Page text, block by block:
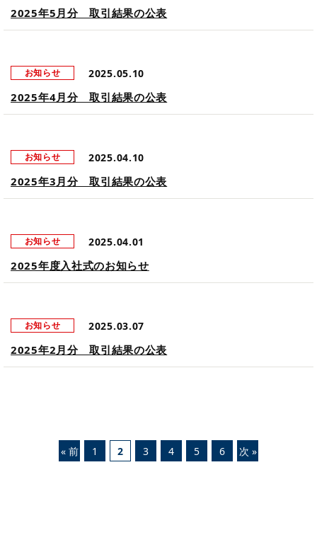
2025年5月分 取引結果の公表
お知らせ 2025.05.10
2025年4月分 取引結果の公表
お知らせ 2025.04.10
2025年3月分 取引結果の公表
お知らせ 2025.04.01
2025年度入社式のお知らせ
お知らせ 2025.03.07
2025年2月分 取引結果の公表
« 前 1 2 3 4 5 6 次 »